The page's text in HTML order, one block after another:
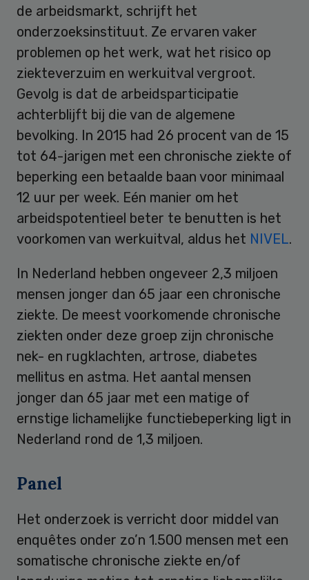
de arbeidsmarkt, schrijft het
onderzoeksinstituut. Ze ervaren vaker
problemen op het werk, wat het risico op
ziekteverzuim en werkuitval vergroot.
Gevolg is dat de arbeidsparticipatie
achterblijft bij die van de algemene
bevolking. In 2015 had 26 procent van de 15
tot 64-jarigen met een chronische ziekte of
beperking een betaalde baan voor minimaal
12 uur per week. Eén manier om het
arbeidspotentieel beter te benutten is het
voorkomen van werkuitval, aldus het NIVEL.
In Nederland hebben ongeveer 2,3 miljoen
mensen jonger dan 65 jaar een chronische
ziekte. De meest voorkomende chronische
ziekten onder deze groep zijn chronische
nek- en rugklachten, artrose, diabetes
mellitus en astma. Het aantal mensen
jonger dan 65 jaar met een matige of
ernstige lichamelijke functiebeperking ligt in
Nederland rond de 1,3 miljoen.
Panel
Het onderzoek is verricht door middel van
enquêtes onder zo’n 1.500 mensen met een
somatische chronische ziekte en/of